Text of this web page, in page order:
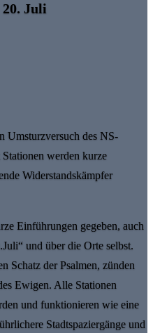
20. Juli
Umsturzversuch des NS-
werden kurze
Widerstandskämpfer
Einführungen gegeben, auch
und über die Orte selbst.
Schatz der Psalmen, zünden
Ewigen. Alle Stationen
und funktionieren wie eine
Stadtspaziergänge und